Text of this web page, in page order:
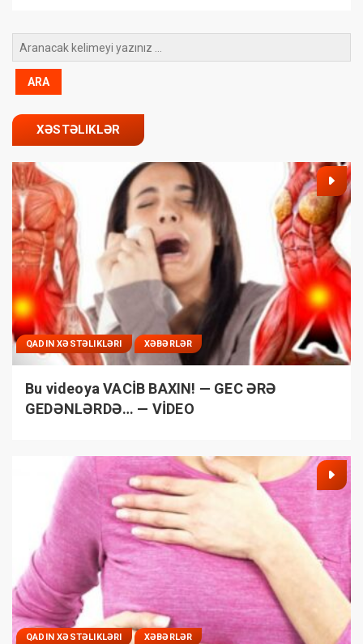
XƏSTƏLIKLƏR
QADIN XƏSTƏLIKLƏRI XƏBƏRLƏR
Bu videoya VACİB BAXIN! — GEC ƏRƏ
GEDƏNLƏRDƏ… — VİDEO
QADIN XƏSTƏLIKLƏRI XƏBƏRLƏR